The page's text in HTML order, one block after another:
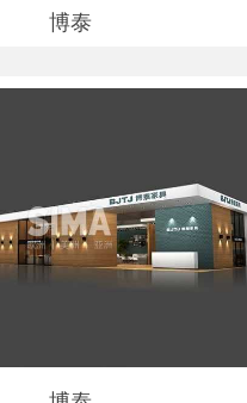
博泰